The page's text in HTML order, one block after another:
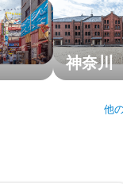
神奈川